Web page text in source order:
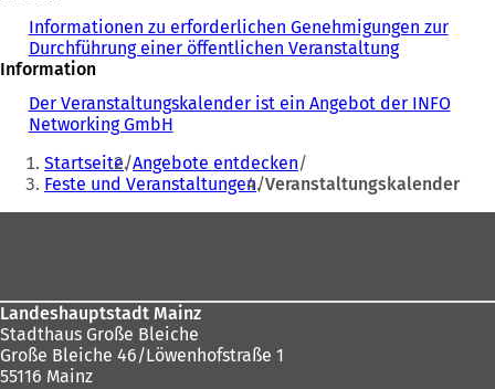
Informationen zu erforderlichen Genehmigungen zur
Durchführung einer öffentlichen Veranstaltung
Information
Der Veranstaltungskalender ist ein Angebot der INFO
Networking GmbH
Sie
befinden
sich
Startseite Angebote entdecken
Feste und Veranstaltungen Veranstaltungskalender
Landeshauptstadt Mainz
Stadthaus Große Bleiche
Große Bleiche 46/Löwenhofstraße 1
55116 Mainz